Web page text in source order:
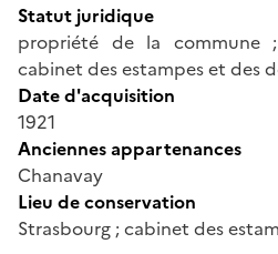
Statut juridique
propriété de la commune
cabinet des estampes et des
Date d'acquisition
1921
Anciennes appartenances
Chanavay
Lieu de conservation
Strasbourg ; cabinet des